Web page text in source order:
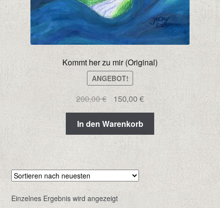
Kommt her zu mir (Original)
ANGEBOT!
200,00€
Ursprünglicher
Preis
war:
200,00 €
150,00 €Aktueller
Preis
ist:
150,00 €.
In den Warenkorb
Einzelnes Ergebnis wird angezeigt